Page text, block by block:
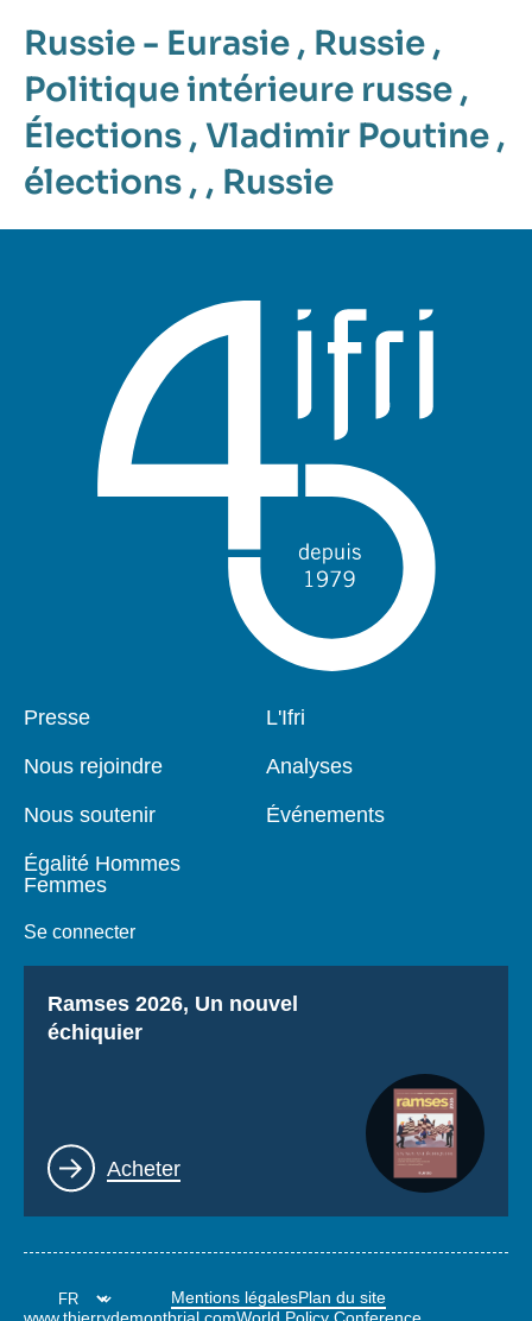
Russie - Eurasie , Russie ,
Politique intérieure russe ,
Élections , Vladimir Poutine ,
élections , , Russie
Pied
Presse
Nous rejoindre
Nous soutenir
Égalité Hommes
Femmes
Se connecter
Navigation
L'Ifri
Analyses
Événements
Titre
Ramses 2026, Un nouvel
échiquier
Lien
Acheter
Mentions légalesPlan du site